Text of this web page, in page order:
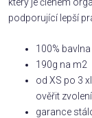
podporující lepší
100% bavlna
190g na m2
od XS po 3
ověřit
garance